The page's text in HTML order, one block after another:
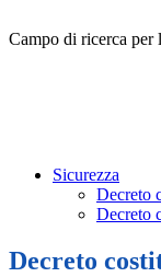
Campo di ricerca per
Sicurezza
Decreto
Decreto
Decreto